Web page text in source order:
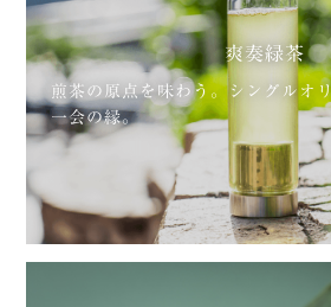
爽奏緑茶
煎茶の原点を味わう。シングルオ
一会の縁。